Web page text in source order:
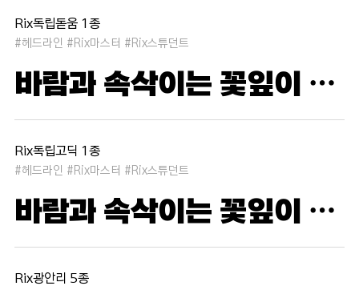
Rix독립돋움 1종
#헤드라인 #Rix마스터 #Rix스튜던트
바람과 속삭이는 꽃잎이 춤추듯 하늘을 날아 새처럼 꿈은 자유롭고 별빛처럼 빛나 새벽의 고요함 속에서 겨울 눈처럼 순수한 열정은 봄을 부른다
Rix독립고딕 1종
#헤드라인 #Rix마스터 #Rix스튜던트
바람과 속삭이는 꽃잎이 춤추듯 하늘을 날아 새처럼 꿈은 자유롭고 별빛처럼 빛나 새벽의 고요함 속에서 겨울 눈처럼 순수한 열정은 봄을 부른다
Rix광안리 5종